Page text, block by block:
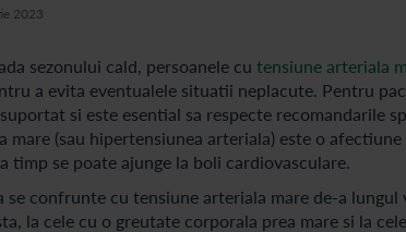
2023
sezonului cald, persoanele cu tensiune arteriala
a evita eventualele situatii neplacute. Pentru
si este esential sa respecte recomandarile
mare (sau hipertensiunea arteriala) este o
timp se poate ajunge la boli cardiovasculare.
se confrunte cu tensiune arteriala mare de-a
la cele cu o greutate corporala prea mare si la